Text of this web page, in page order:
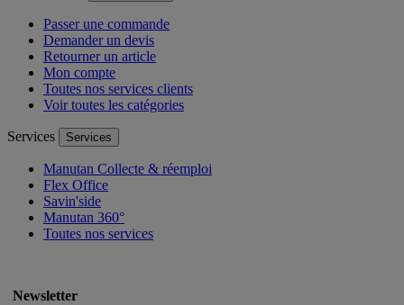
Passer une commande
Demander un devis
Retourner un article
Mon compte
Toutes nos services clients
Voir toutes les catégories
Services Services
Manutan Collecte & réemploi
Flex Office
Savin'side
Manutan 360°
Toutes nos services
Newsletter